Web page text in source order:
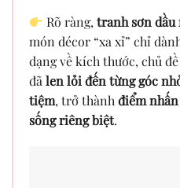
Rõ ràng,tranh sơn dầu
món décor “xa xỉ” chỉ
dạng về kích thước, chủ
đãlen lỏi đến từng góc
tiệm, trở thànhđiểm
sống riêng biệt.